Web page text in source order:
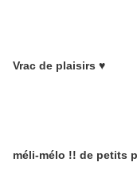
Vrac de plaisirs ♥
méli-mélo !! de petits